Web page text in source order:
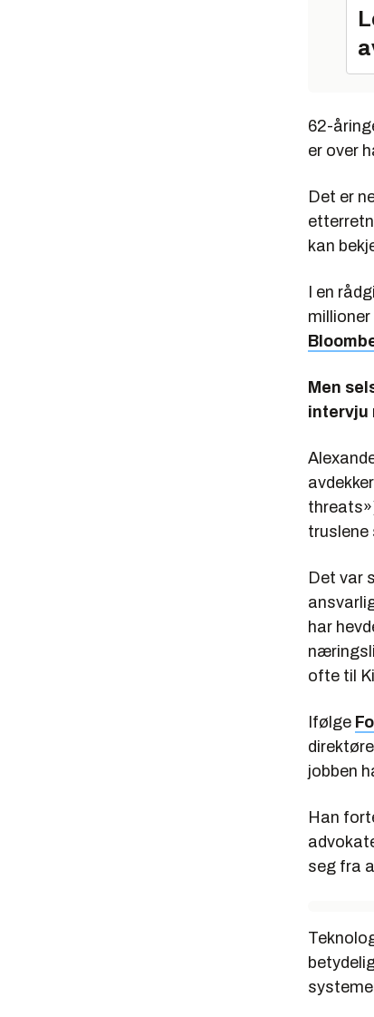
62-
er over
Det er
kan
I en
Men
intervju
truslene
Det var
har
ofte til
Ifølge
jobben
Han
seg fra